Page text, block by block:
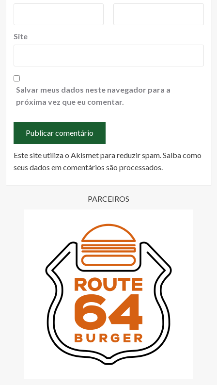
Site
Salvar meus dados neste navegador para a
próxima vez que eu comentar.
Este site utiliza o Akismet para reduzir spam.Saiba como
seus dados em comentários são processados.
PARCEIROS